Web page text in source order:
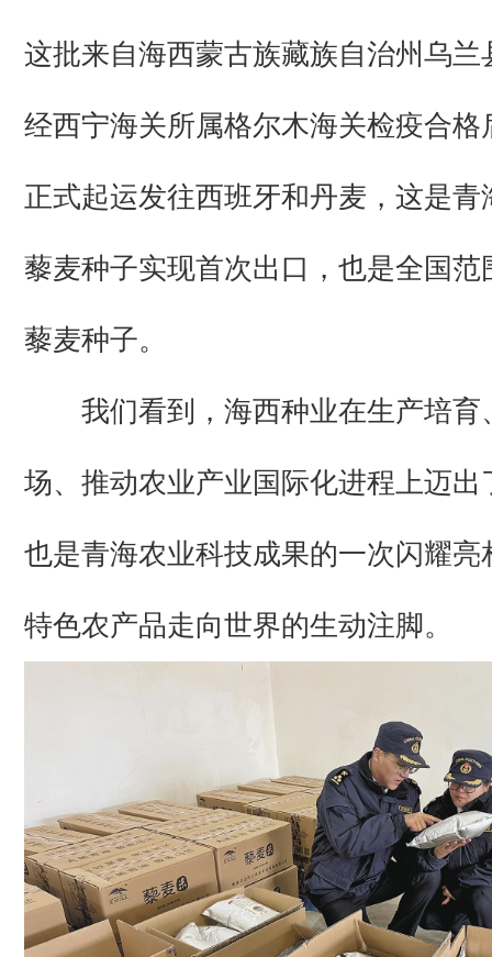
这批来自海西蒙古族藏族自治州乌兰
经西宁海关所属格尔木海关检疫合格
正式起运发往西班牙和丹麦，这是青
藜麦种子实现首次出口，也是全国范
藜麦种子。
我们看到，海西种业在生产培育
场、推动农业产业国际化进程上迈出
也是青海农业科技成果的一次闪耀亮
特色农产品走向世界的生动注脚。